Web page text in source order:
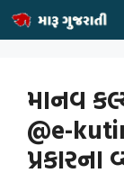
Skip
માનવ
@e-